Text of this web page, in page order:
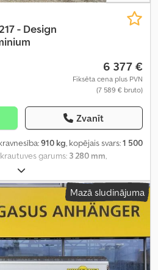
- Design
6 377 €
Fiksēta cena plus PVN
(7 589 € bruto)
Zvanīt
910 kg, kopējais svars:1 500
garums: 3 280 mm,
1 770 mm
Mazā sludinājuma